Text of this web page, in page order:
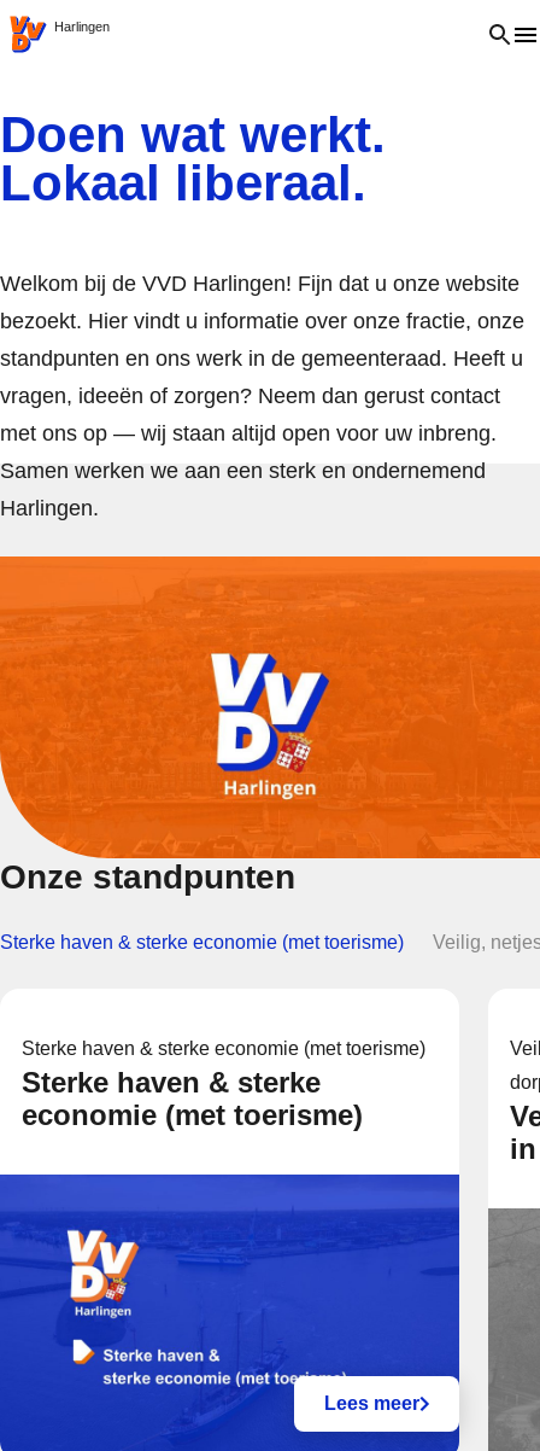
VVD.nlHarlingen Open
Doen wat werkt.
Lokaal liberaal.
Welkom bij de VVD Harlingen! Fijn dat u onze website
bezoekt. Hier vindt u informatie over onze fractie, onze
standpunten en ons werk in de gemeenteraad. Heeft u
vragen, ideeën of zorgen? Neem dan gerust contact
met ons op — wij staan altijd open voor uw inbreng.
Samen werken we aan een sterk en ondernemend
Harlingen.
Onze standpunten
Sterke haven & sterke economie (met toerisme) Veilig,
Sterke haven & sterke economie (met toerisme)
Sterke haven & sterke
economie (met toerisme)
Lees meer